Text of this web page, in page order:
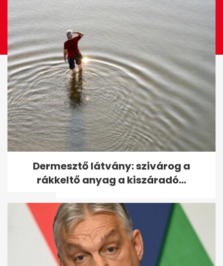
Csődöt mondott Moszkva
szupertitkos telefonja - igazi
orosz...
Dermesztő látvány: szivárog a
rákkeltő anyag a kiszáradó...